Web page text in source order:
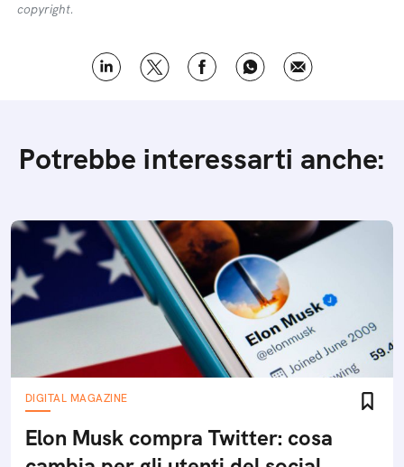
copyright.
Potrebbe interessarti anche:
DIGITAL MAGAZINE
Elon Musk compra Twitter: cosa